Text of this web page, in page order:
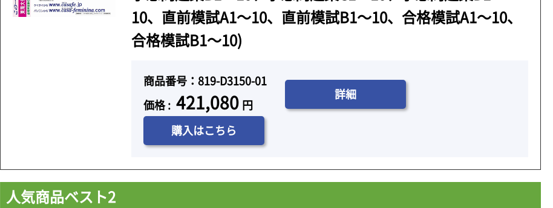
10、直前模試A1～10、直前模試B1～10、合格模試A1～10、
合格模試B1～10)
商品番号：819-D3150-01
価格 : 421,080 円
詳細
購入はこちら
人気商品ベスト2